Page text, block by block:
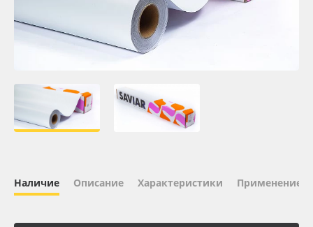
Oracal 641
Плёнка монтажная Oratape
ПЭТ листовой
Наличие Описание Характеристики Применение